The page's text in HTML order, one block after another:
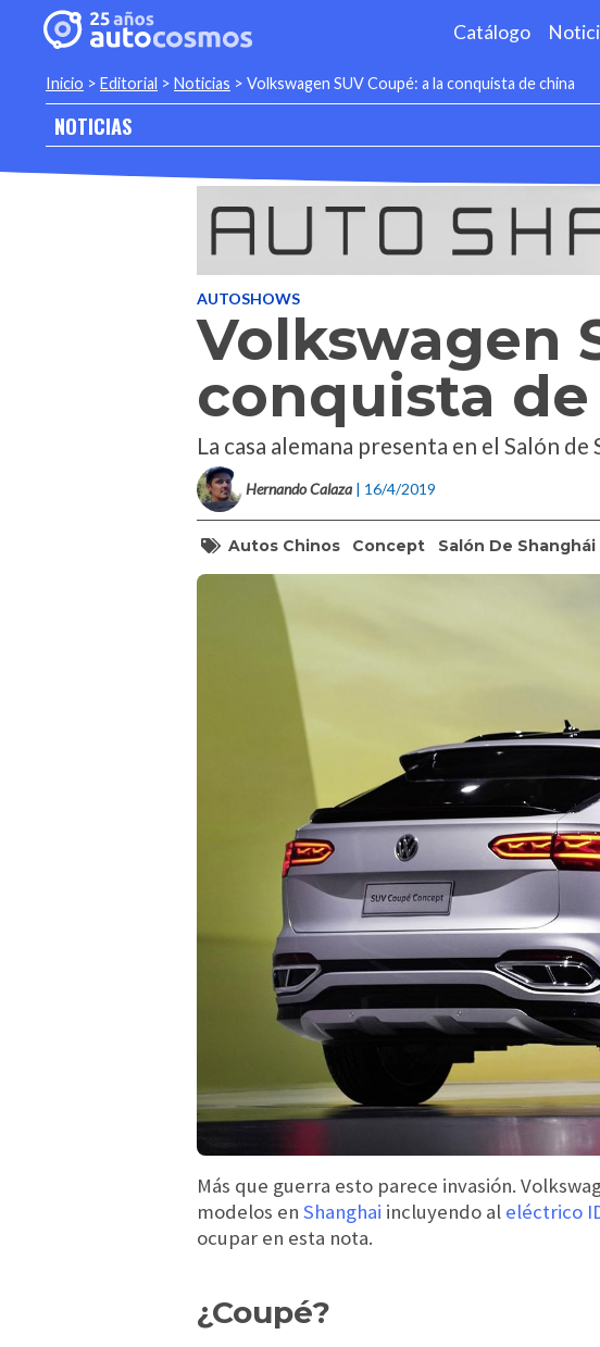
Catálogo
Inicio > Editorial > Noticias > Volkswagen SUV Coupé: a la conquista de china
NOTICIAS
AUTOSHOWS
Volkswagen
conquista
La casa alemana presenta en el Salón
Hernando Calaza | 16/4/2019
Autos Chinos Concept Salón De Shanghái
Más que guerra esto parece invasión.
modelos en Shanghai incluyendo al eléctrico
ocupar en esta nota.
¿Coupé?